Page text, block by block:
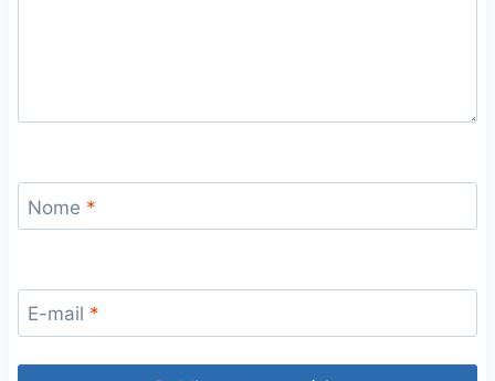
Nome *
E-mail *